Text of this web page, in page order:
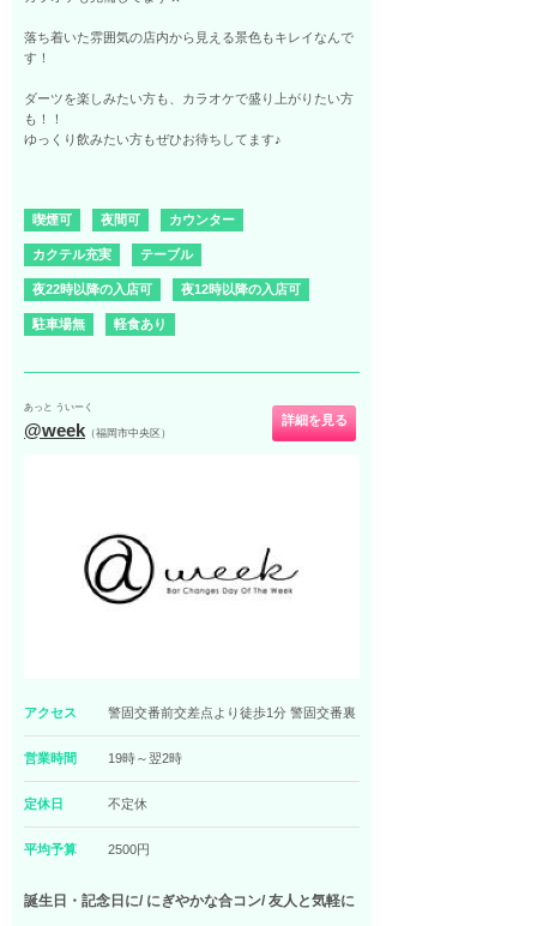
落ち着いた雰囲気の店内から見える景色もキレイなんで
す！
ダーツを楽しみたい方も、カラオケで盛り上がりたい方
も！！
ゆっくり飲みたい方もぜひお待ちしてます♪
喫煙可 夜間可 カウンター
カクテル充実 テーブル
夜22時以降の入店可 夜12時以降の入店可
駐車場無 軽食あり
あっと ういーく
@week （福岡市中央区）
詳細を見る
アクセス 警固交番前交差点より徒歩1分 警固交番裏
営業時間 19時～翌2時
定休日 不定休
平均予算 2500円
誕生日・記念日に/ にぎやかな合コン/ 友人と気軽に